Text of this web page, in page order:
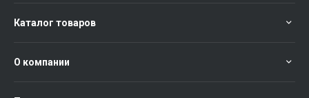
Каталог товаров
О компании